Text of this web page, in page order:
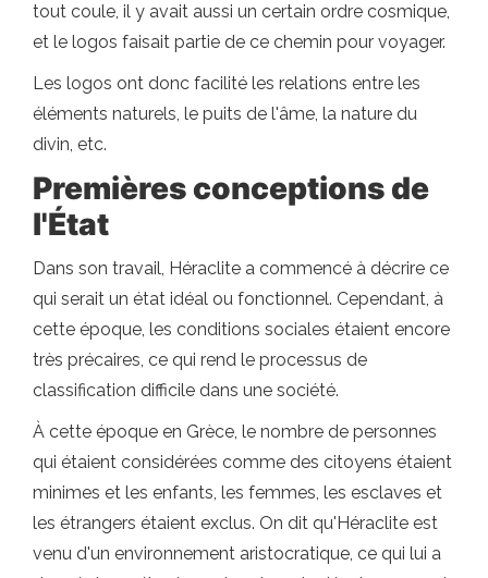
tout coule, il y avait aussi un certain ordre cosmique,
et le logos faisait partie de ce chemin pour voyager.
Les logos ont donc facilité les relations entre les
éléments naturels, le puits de l'âme, la nature du
divin, etc.
Premières conceptions de
l'État
Dans son travail, Héraclite a commencé à décrire ce
qui serait un état idéal ou fonctionnel. Cependant, à
cette époque, les conditions sociales étaient encore
très précaires, ce qui rend le processus de
classification difficile dans une société.
À cette époque en Grèce, le nombre de personnes
qui étaient considérées comme des citoyens étaient
minimes et les enfants, les femmes, les esclaves et
les étrangers étaient exclus. On dit qu'Héraclite est
venu d'un environnement aristocratique, ce qui lui a